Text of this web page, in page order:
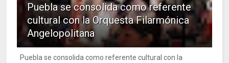
Puebla se consolida como referente
cultural con la Orquesta Filarmónica
Angelopolitana
Puebla se consolida como referente cultural con la